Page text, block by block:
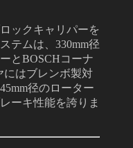
ックキャリパーを
テムは、330mm径
とBOSCHコーナ
にはブレンボ製対
径のローター
ーキ性能を誇りま